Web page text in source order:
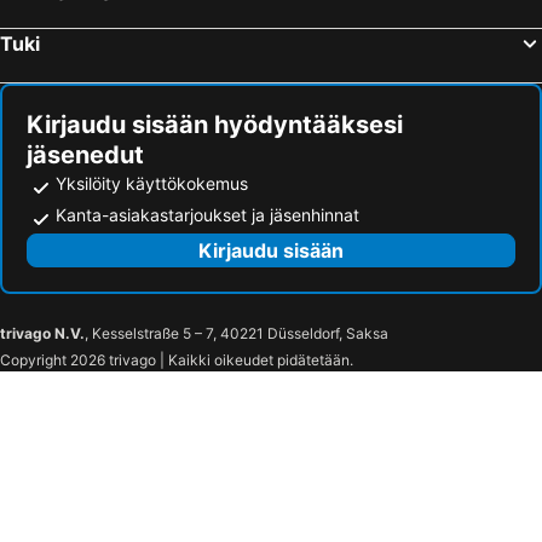
Tuki
Kirjaudu sisään hyödyntääksesi
jäsenedut
Yksilöity käyttökokemus
Kanta-asiakastarjoukset ja jäsenhinnat
Kirjaudu sisään
trivago N.V., Kesselstraße 5 – 7, 40221 Düsseldorf, Saksa
Copyright 2026 trivago | Kaikki oikeudet pidätetään.